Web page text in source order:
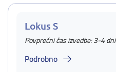
Lokus S
Povprečni čas izvedbe: 3-4 dni
Podrobno